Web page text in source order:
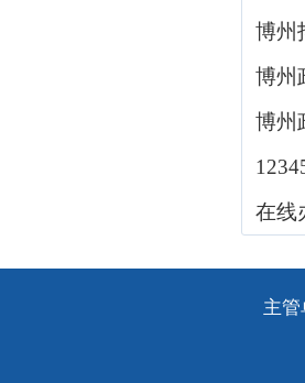
博州
博州
博州
在线
主